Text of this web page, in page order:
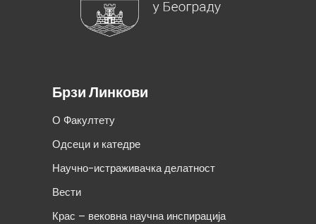
Брзи Линкови
О Факултету
Одсеци и катедре
Научно-истраживачка делатност
Вести
Крас – вековна научна инспирација